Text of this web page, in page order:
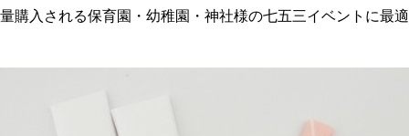
購入される保育園・幼稚園・神社様の七五三イベントに最